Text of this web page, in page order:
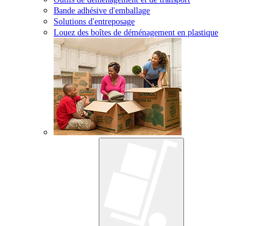
Bande adhésive d'emballage
Solutions d'entreposage
Louez des boîtes de déménagement en plastique